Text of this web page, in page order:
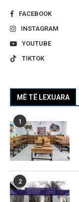
FACEBOOK
INSTAGRAM
YOUTUBE
TIKTOK
MË TË LEXUARA
1
2